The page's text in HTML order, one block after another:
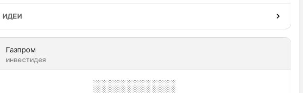
ИДЕИ
Газпром
инвестидея
░░░░░░░░░░